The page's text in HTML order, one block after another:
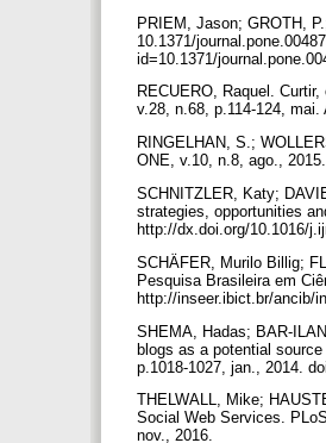
PRIEM, Jason; GROTH,
10.1371/
id=10.1371/
RECUERO, Raquel.
v.28, n.68, p.114-124,
RINGELHAN, S.;
ONE, v.10, n.8, ago.,
SCHNITZLER, Katy;
strategies, opportunities
http://dx.doi.org/10.1016/
SCHÄFER, Murilo Billig;
Pesquisa Brasileira em
http://inseer.ibict.br/ancib/
SHEMA, Hadas; BAR-
blogs as a potential
p.1018-1027, jan., 2014.
THELWALL, Mike;
Social Web Services.
nov., 2016.